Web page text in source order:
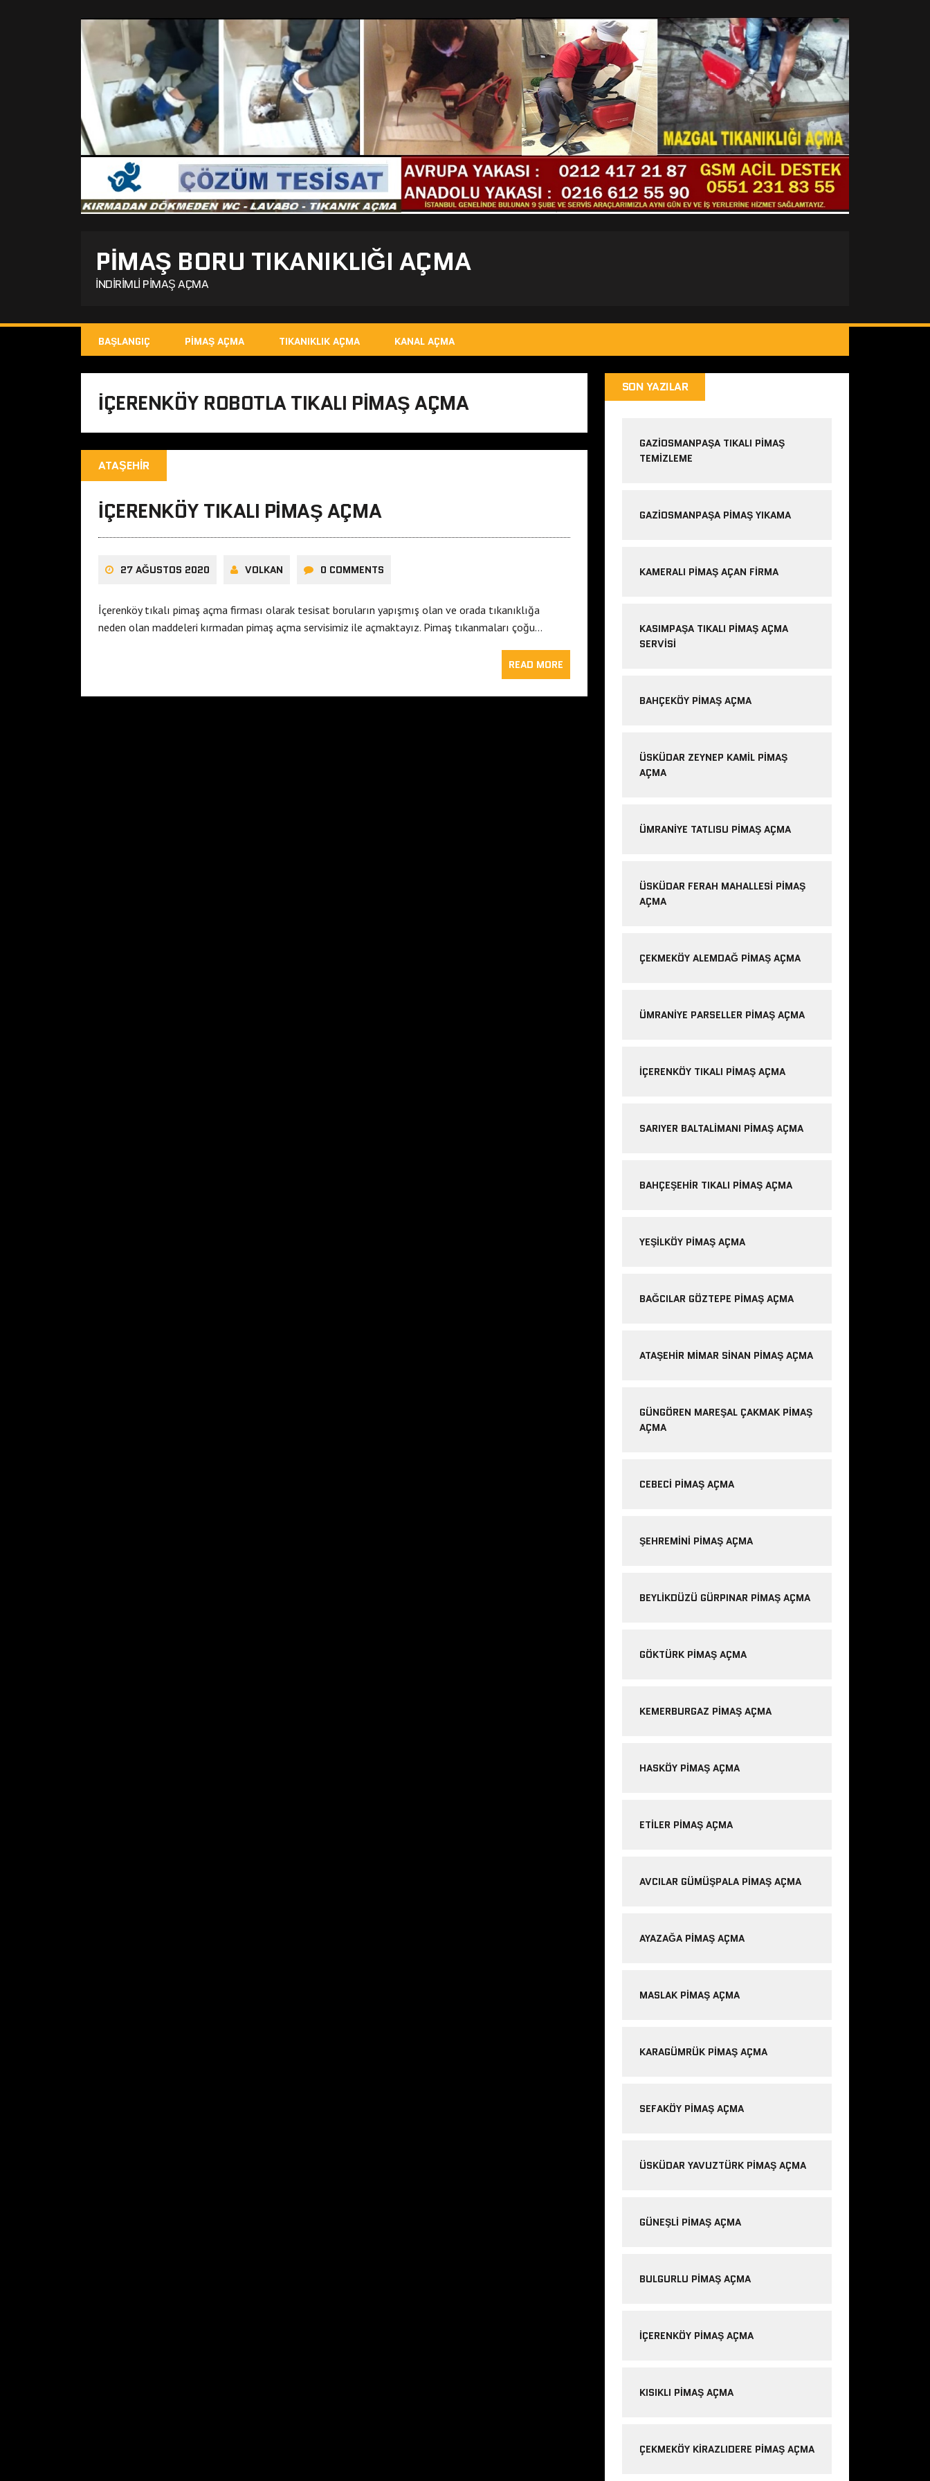
PIMAŞ BORU TIKANIKLIĞI AÇMA
İNDIRIMLI PIMAŞ AÇMA
BAŞLANGIÇ PIMAŞ AÇMA TIKANIKLIK AÇMA KANAL AÇMA
IÇERENKÖY ROBOTLA TIKALI PIMAŞ AÇMA
ATAŞEHIR
IÇERENKÖY TIKALI PIMAŞ AÇMA
27 AĞUSTOS 2020 VOLKAN 0 COMMENTS
İçerenköy tıkalı pimaş açma firması olarak tesisat boruların yapışmış olan ve orada tıkanıklığa
neden olan maddeleri kırmadan pimaş açma servisimiz ile açmaktayız. Pimaş tıkanmaları çoğu…
READ MORE
SON YAZILAR
GAZIOSMANPAŞA TIKALI PIMAŞ
TEMIZLEME
GAZIOSMANPAŞA PIMAŞ YIKAMA
KAMERALI PIMAŞ AÇAN FIRMA
KASIMPAŞA TIKALI PIMAŞ AÇMA
SERVISI
BAHÇEKÖY PIMAŞ AÇMA
ÜSKÜDAR ZEYNEP KAMIL PIMAŞ
AÇMA
ÜMRANIYE TATLISU PIMAŞ AÇMA
ÜSKÜDAR FERAH MAHALLESI PIMAŞ
AÇMA
ÇEKMEKÖY ALEMDAĞ PIMAŞ AÇMA
ÜMRANIYE PARSELLER PIMAŞ AÇMA
IÇERENKÖY TIKALI PIMAŞ AÇMA
SARIYER BALTALIMANI PIMAŞ AÇMA
BAHÇEŞEHIR TIKALI PIMAŞ AÇMA
YEŞILKÖY PIMAŞ AÇMA
BAĞCILAR GÖZTEPE PIMAŞ AÇMA
ATAŞEHIR MIMAR SINAN PIMAŞ AÇMA
GÜNGÖREN MAREŞAL ÇAKMAK PIMAŞ
AÇMA
CEBECI PIMAŞ AÇMA
ŞEHREMINI PIMAŞ AÇMA
BEYLIKDÜZÜ GÜRPINAR PIMAŞ AÇMA
GÖKTÜRK PIMAŞ AÇMA
KEMERBURGAZ PIMAŞ AÇMA
HASKÖY PIMAŞ AÇMA
ETILER PIMAŞ AÇMA
AVCILAR GÜMÜŞPALA PIMAŞ AÇMA
AYAZAĞA PIMAŞ AÇMA
MASLAK PIMAŞ AÇMA
KARAGÜMRÜK PIMAŞ AÇMA
SEFAKÖY PIMAŞ AÇMA
ÜSKÜDAR YAVUZTÜRK PIMAŞ AÇMA
GÜNEŞLI PIMAŞ AÇMA
BULGURLU PIMAŞ AÇMA
IÇERENKÖY PIMAŞ AÇMA
KISIKLI PIMAŞ AÇMA
ÇEKMEKÖY KIRAZLIDERE PIMAŞ AÇMA